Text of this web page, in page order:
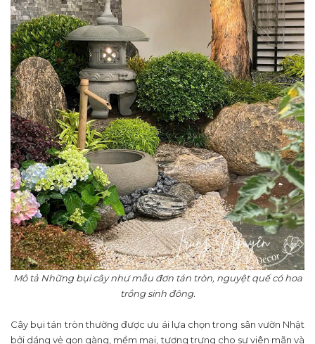
Mô tả Những bụi cây như mẫu đơn tán tròn, nguyệt quế có hoa
trồng sinh đông.
Cây bụi tán tròn thường được ưu ái lựa chọn trong sân vườn Nhật
bởi dáng vẻ gọn gàng, mềm mại, tượng trưng cho sự viên mãn và